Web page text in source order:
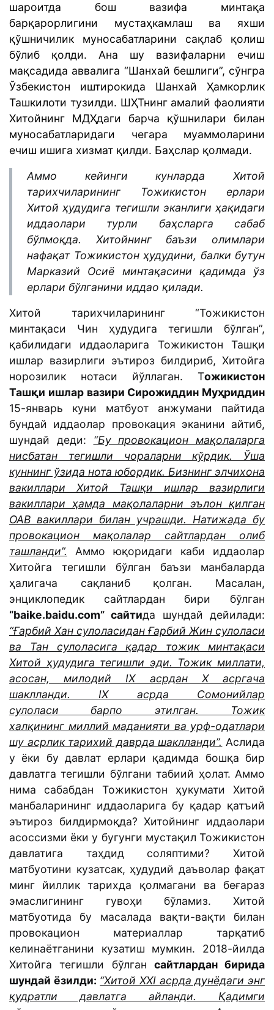
шароитда бош вазифа минтақа
барқарорлигини мустаҳкамлаш ва яхши
қўшничилик муносабатларини сақлаб қолиш
бўлиб қолди. Ана шу вазифаларни ечиш
мақсадида аввалига “Шанхай бешлиги”, сўнгра
Ўзбекистон иштирокида Шанхай Ҳамкорлик
Ташкилоти тузилди. ШҲТнинг амалий фаолияти
Хитойнинг МДҲдаги барча қўшнилари билан
муносабатларидаги чегара муаммоларини
ечиш ишига хизмат қилди. Баҳслар қолмади.
Аммо кейинги кунларда Хитой
тарихчиларининг Тожикистон ерлари
Хитой ҳудудига тегишли эканлиги ҳақидаги
иддаолари турли баҳсларга сабаб
бўлмоқда. Хитойнинг баъзи олимлари
нафақат Тожикистон ҳудудини, балки бутун
Марказий Осиё минтақасини қадимда ўз
ерлари бўлганини иддао қилади.
Хитой тарихчиларининг “Тожикистон
минтақаси Чин ҳудудига тегишли бўлган”,
қабилидаги иддаоларига Тожикистон Ташқи
ишлар вазирлиги эътироз билдириб, Хитойга
норозилик нотаси йўллаган. Тожикистон
Ташқи ишлар вазири Сирожиддин Муҳриддин
15-январь куни матбуот анжумани пайтида
бундай иддаолар провокация эканини айтиб,
шундай деди: “Бу провокацион мақолаларга
нисбатан тегишли чораларни кўрдик. Ўша
куннинг ўзида нота юбордик. Бизнинг элчихона
вакиллари Хитой Ташқи ишлар вазирлиги
вакиллари ҳамда мақолаларни эълон қилган
ОАВ вакиллари билан учрашди. Натижада бу
провокацион мақолалар сайтлардан олиб
ташланди”. Аммо юқоридаги каби иддаолар
Хитойга тегишли бўлган баъзи манбаларда
ҳалигача сақланиб қолган. Масалан,
энциклопедик сайтлардан бири бўлган
“baike.baidu.com” сайтида шундай дейилади:
“Ғарбий Хан сулоласидан Ғарбий Жин сулоласи
ва Тан сулоласига қадар тожик минтақаси
Хитой ҳудудига тегишли эди. Тожик миллати,
асосан, милодий IX асрдан X асргача
шаклланди. IX асрда Сомонийлар
сулоласи барпо этилган. Тожик
халқининг миллий маданияти ва урф-одатлари
шу асрлик тарихий даврда шаклланди”. Аслида
у ёки бу давлат ерлари қадимда бошқа бир
давлатга тегишли бўлгани табиий ҳолат. Аммо
нима сабабдан Тожикистон ҳукумати Хитой
манбаларининг иддаоларига бу қадар қатъий
эътироз билдирмоқда? Хитойнинг иддаолари
асоссизми ёки у бугунги мустақил Тожикистон
давлатига таҳдид соляптими? Хитой
матбуотини кузатсак, ҳудудий даъволар фақат
минг йиллик тарихда қолмагани ва беғараз
эмаслигининг гувоҳи бўламиз. Хитой
матбуотида бу масалада вақти-вақти билан
провокацион материаллар тарқатиб
келинаётганини кузатиш мумкин. 2018-йилда
Хитойга тегишли бўлган сайтлардан бирида
шундай ёзилди: “Хитой ХХI асрда дунёдаги энг
қудратли давлатга айланди. Қадимги